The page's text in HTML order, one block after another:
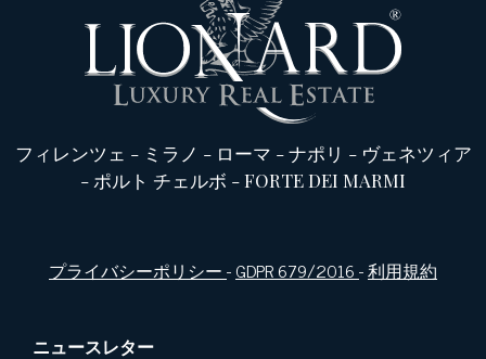
フィレンツェ - ミラノ - ローマ -ナポリ - ヴェネツィア
- ポルト チェルボ -FORTE DEI MARMI
プライバシーポリシー-GDPR 679/2016-利用規約
ニュースレター